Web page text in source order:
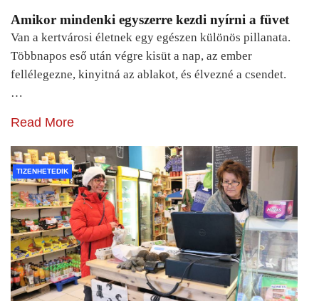
Amikor mindenki egyszerre kezdi nyírni a füvet
Van a kertvárosi életnek egy egészen különös pillanata.
Többnapos eső után végre kisüt a nap, az ember
fellélegezne, kinyitná az ablakot, és élvezné a csendet.
…
Read More
TIZENHETEDIK